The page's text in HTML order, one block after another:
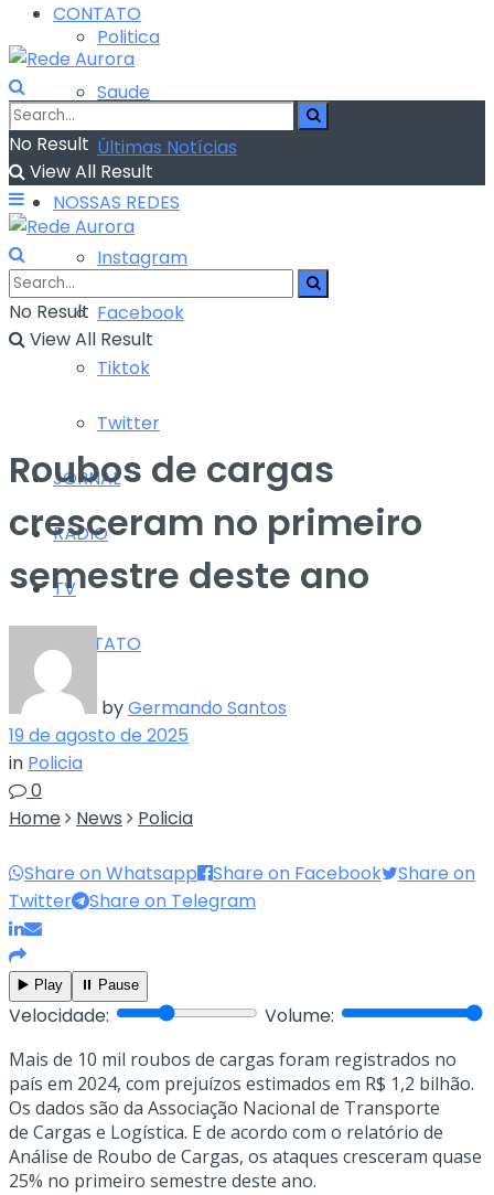
Politica
Saude
Últimas Notícias
NOSSAS REDES
Instagram
Facebook
Tiktok
Twitter
JORNAL
RÁDIO
TV
CONTATO
CONTATO
No Result
View All Result
No Result
View All Result
Roubos de cargas
cresceram no primeiro
semestre deste ano
byGermando Santos
19 de agosto de 2025
in Policia
0
Home
News Policia
Share on Whatsapp Share on Facebook
Share on
Twitter
Share on Telegram
▶️ Play ⏸️ Pause
Velocidade: Volume:
Mais de 10 mil roubos de cargas foram registrados no
país em 2024, com prejuízos estimados em R$ 1,2 bilhão.
Os dados são da Associação Nacional de Transporte
de Cargas e Logística. E de acordo com o relatório de
Análise de Roubo de Cargas, os ataques cresceram quase
25% no primeiro semestre deste ano.